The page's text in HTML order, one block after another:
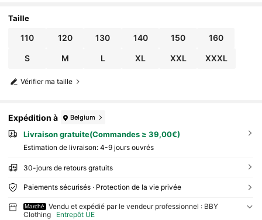
Taille
110 120 130 140 150 160
S M L XL XXL XXXL
Vérifier ma taille
Expédition à Belgium
Livraison gratuite(Commandes ≥ 39,00€)
Estimation de livraison: 4-9 jours ouvrés
30-jours de retours gratuits
Paiements sécurisés · Protection de la vie privée
Marché
Vendu et expédié par le vendeur professionnel : BBY
Clothing
Entrepôt UE